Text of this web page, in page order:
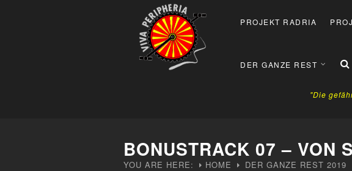
PROJEKT RADRIA
DER GANZE REST
"Die
BONUSTRACK 07 – VON
YOU ARE HERE: HOME DER GANZE REST 2019